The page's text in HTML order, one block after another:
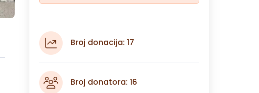
Broj donacija: 17
Broj donatora: 16